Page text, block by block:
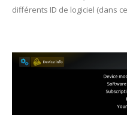
différents ID de logiciel (dans cet